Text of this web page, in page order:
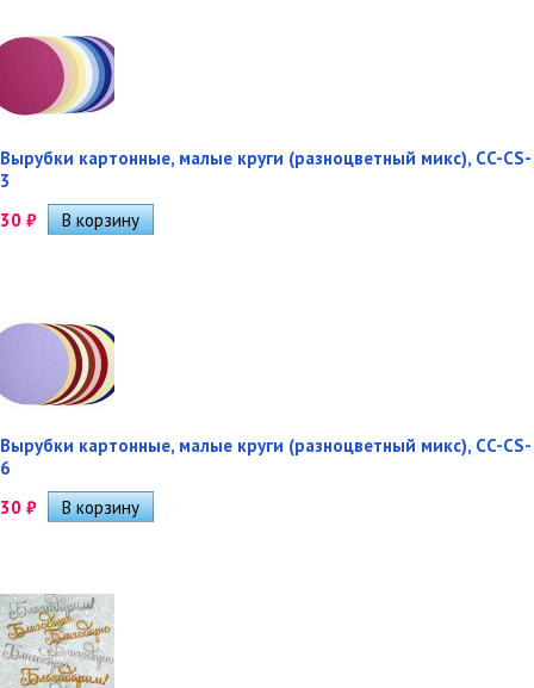
Вырубки картонные, малые круги (разноцветный микс), CC-CS-
3
30 ₽
Вырубки картонные, малые круги (разноцветный микс), CC-CS-
6
30 ₽